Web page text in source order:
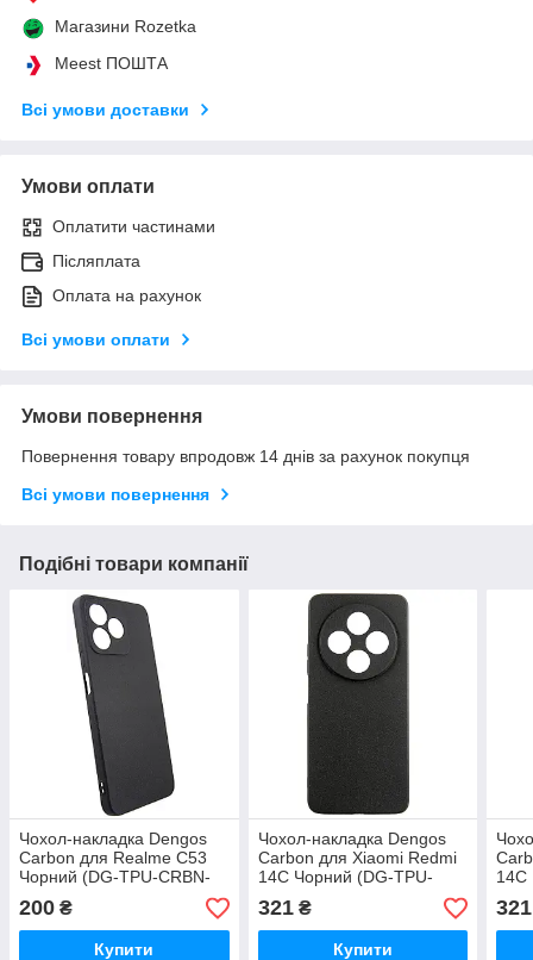
Магазини Rozetka
Meest ПОШТА
Всі умови доставки
Умови оплати
Оплатити частинами
Післяплата
Оплата на рахунок
Всі умови оплати
Умови повернення
Повернення товару впродовж 14 днів за рахунок покупця
Всі умови повернення
Подібні товари компанії
Чохол-накладка Dengos
Carbon для Realme C53
Чорний (DG-TPU-CRBN-
195). Колір - Чорний;
Матеріал - Силікон
200 ₴
Купити
Чохол-накладка Dengos
Carbon для Xiaomi Redmi
14C Чорний (DG-TPU-
CRBN-212) силіконовий,
чорний
321₴
Купити
14C
212)
321